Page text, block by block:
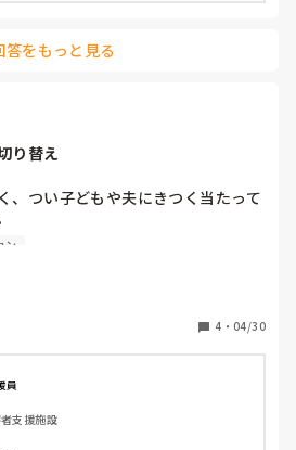
答をもっと見る
り替え
、つい子どもや夫にきつく当たって
にしていることがあれば教えていた
ン
4 ・ 04/30
員
支援施設